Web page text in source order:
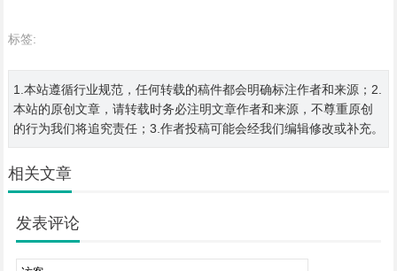
标签:
1.本站遵循行业规范，任何转载的稿件都会明确标注作者和来源；2.
本站的原创文章，请转载时务必注明文章作者和来源，不尊重原创
的行为我们将追究责任；3.作者投稿可能会经我们编辑修改或补充。
相关文章
发表评论